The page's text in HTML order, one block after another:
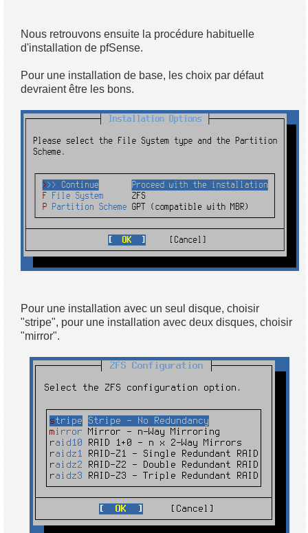
Nous retrouvons ensuite la procédure habituelle
d'installation de pfSense.
Pour une installation de base, les choix par défaut
devraient être les bons.
Pour une installation avec un seul disque, choisir
"stripe", pour une installation avec deux disques, choisir
"mirror".